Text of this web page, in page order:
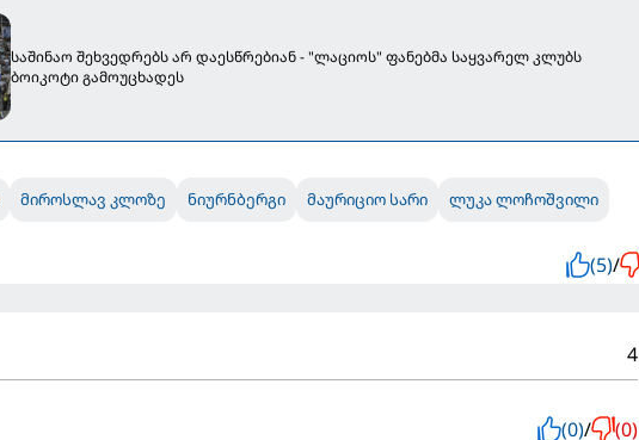
საშინაო შეხვედრებს არ დაესწრებიან - "ლაციოს" ფანებმა საყვარელ კლუბს
ბოიკოტი გამოუცხადეს
მიროსლავ კლოზე ნიურნბერგი მაურიციო სარი ლუკა ლოჩოშვილი
(5)/
4
(0)/ (0)